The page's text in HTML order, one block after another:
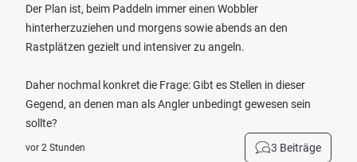
Der Plan ist, beim Paddeln immer einen Wobbler
hinterherzuziehen und morgens sowie abends an den
Rastplätzen gezielt und intensiver zu angeln.
Daher nochmal konkret die Frage: Gibt es Stellen in dieser
Gegend, an denen man als Angler unbedingt gewesen sein
sollte?
vor 2 Stunden 3 Beiträge